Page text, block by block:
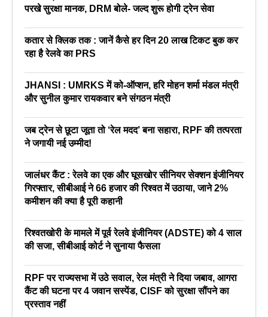
परखे सुरक्षा मानक, DRM बोले- जल्द शुरू होगी ट्रेन सेवा
कतार से क्लिक तक : जानें कैसे हर दिन 20 लाख टिकट बुक कर
रहा है रेलवे का PRS
JHANSI : UMRKS में को-ऑप्शन, हरि मोहन शर्मा मंडल मंत्री
और सुनील कुमार रायकवार बने संगठन मंत्री
जब ट्रेन से छूटा जूता तो ‘रेल मदद’ बना सहारा, RPF की तत्परता
ने जगायी नई उम्मीद!
जालंधर कैंट : रेलवे का एक और घूसखोर सीनियर सेक्शन इंजीनियर
गिरफ्तार, सीबीआई ने 66 हजार की रिश्वत में उठाया, जाने 2%
कमीशन की क्या है पूरी कहानी
रिश्वतखोरी के मामले में पूर्व रेलवे इंजीनियर (ADSTE) को 4 साल
की सजा, सीबीआई कोर्ट ने सुनाया फैसला
RPF पर राज्यसभा में उठे सवाल, रेल मंत्री ने दिया जबाव, आगरा
कैंट की घटना पर 4 जवान सस्पेंड, CISF को सुरक्षा सौंपने का
प्रस्ताव नहीं